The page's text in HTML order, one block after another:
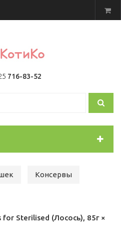
716-83-52
Консервы
for Sterilised (Лосось), 85г ×